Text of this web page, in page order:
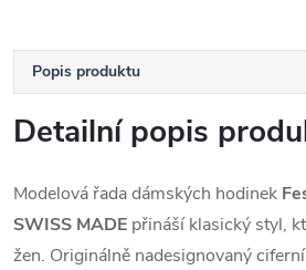
Popis produktu
Detailní popis
Modelová řada dámských hodinek
SWISS MADE přináší klasický styl,
žen. Originálně nadesignovaný